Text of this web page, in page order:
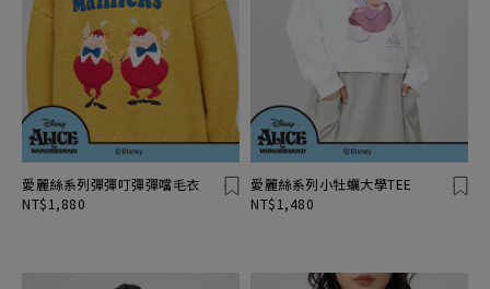
愛麗絲系列彈彈叮彈彈噹毛衣
NT$1,880
愛麗絲系列小牡蠣大學TEE
NT$1,480